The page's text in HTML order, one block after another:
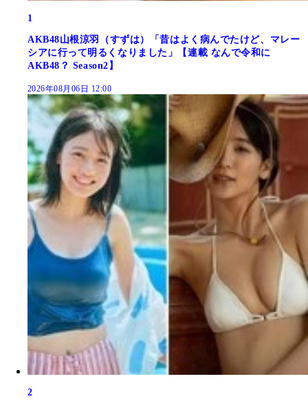
1
AKB48山根涼羽（すずは）「昔はよく病んでたけど、マレー
シアに行って明るくなりました」【連載 なんで令和に
AKB48？ Season2】
2026年08月06日 12:00
2